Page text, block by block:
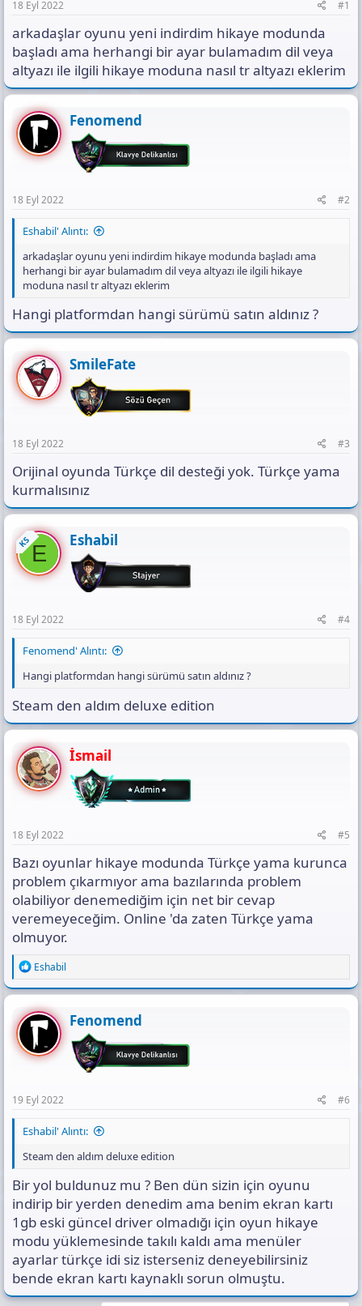
t
s
ı
n
ı
K
o
p
a
18 Eyl 2022 #1
arkadaşlar oyunu yeni indirdim hikaye modunda
başladı ama herhangi bir ayar bulamadım dil veya
altyazı ile ilgili hikaye moduna nasıl tr altyazı eklerim
Fenomend
18 Eyl 2022 #2
Eshabil' Alıntı:
arkadaşlar oyunu yeni indirdim hikaye modunda başladı ama
herhangi bir ayar bulamadım dil veya altyazı ile ilgili hikaye
moduna nasıl tr altyazı eklerim
Hangi platformdan hangi sürümü satın aldınız ?
SmileFate
18 Eyl 2022 #3
Orijinal oyunda Türkçe dil desteği yok. Türkçe yama
kurmalısınız
KSE Eshabil
18 Eyl 2022 #4
Fenomend' Alıntı:
Hangi platformdan hangi sürümü satın aldınız ?
Steam den aldım deluxe edition
İsmail
18 Eyl 2022 #5
Bazı oyunlar hikaye modunda Türkçe yama kurunca
problem çıkarmıyor ama bazılarında problem
olabiliyor denemediğim için net bir cevap
veremeyeceğim. Online 'da zaten Türkçe yama
olmuyor.
R
e
a
c
t
i
o
n
Eshabil
Fenomend
19 Eyl 2022 #6
Eshabil' Alıntı:
Steam den aldım deluxe edition
Bir yol buldunuz mu ? Ben dün sizin için oyunu
indirip bir yerden denedim ama benim ekran kartı
1gb eski güncel driver olmadığı için oyun hikaye
modu yüklemesinde takılı kaldı ama menüler
ayarlar türkçe idi siz isterseniz deneyebilirsiniz
bende ekran kartı kaynaklı sorun olmuştu.